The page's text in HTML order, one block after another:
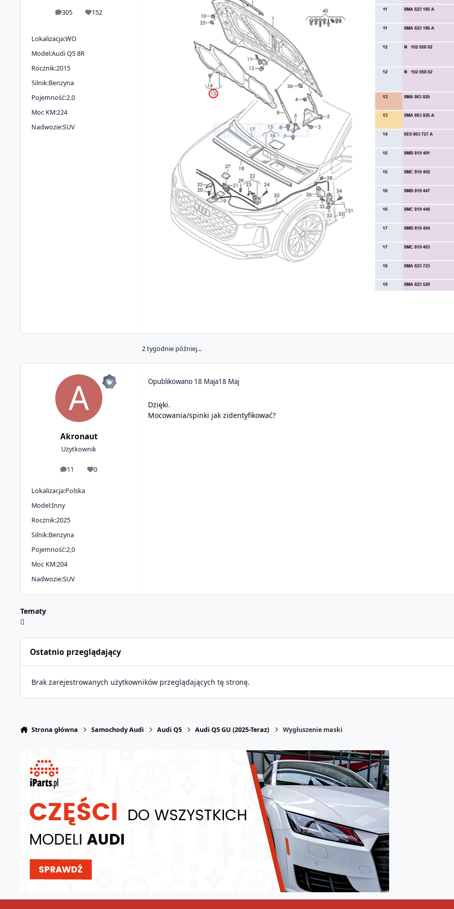
305
odpowiedzi152
Reputacja
Lokalizacja:WO
Model:Audi Q5 8R
Rocznik:2015
Silnik:Benzyna
Pojemność:2.0
Moc KM:224
Nadwozie:SUV
2 tygodnie później...
Akronaut
Użytkownik
11
odpowiedzi
0
Reputacja
Lokalizacja:Polska
Model:Inny
Rocznik:2025
Silnik:Benzyna
Pojemność:2,0
Moc KM:204
Nadwozie:SUV
Opublikowano 18 Maja18 Maj
Dzięki.
Mocowania/spinki jak zidentyfikować?
Tematy
Ostatnio przeglądający
Brak zarejestrowanych użytkowników przeglądających tę stronę.
Strona główna Samochody Audi Audi Q5 Audi Q5 GU (2025-Teraz) Wygłuszenie maski